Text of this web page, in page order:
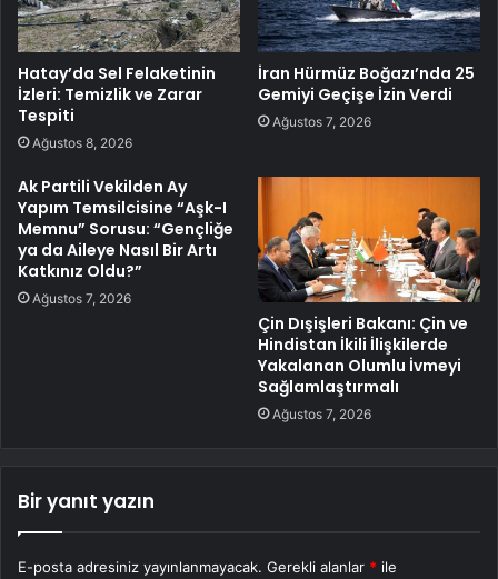
Hatay’da Sel Felaketinin
İzleri: Temizlik ve Zarar
Tespiti
Ağustos 8, 2026
İran Hürmüz Boğazı’nda 25
Gemiyi Geçişe İzin Verdi
Ağustos 7, 2026
Ak Partili Vekilden Ay
Yapım Temsilcisine “Aşk-I
Memnu” Sorusu: “Gençliğe
ya da Aileye Nasıl Bir Artı
Katkınız Oldu?”
Ağustos 7, 2026
Çin Dışişleri Bakanı: Çin ve
Hindistan İkili İlişkilerde
Yakalanan Olumlu İvmeyi
Sağlamlaştırmalı
Ağustos 7, 2026
Bir yanıt yazın
E-posta adresiniz yayınlanmayacak. Gerekli alanlar * ile